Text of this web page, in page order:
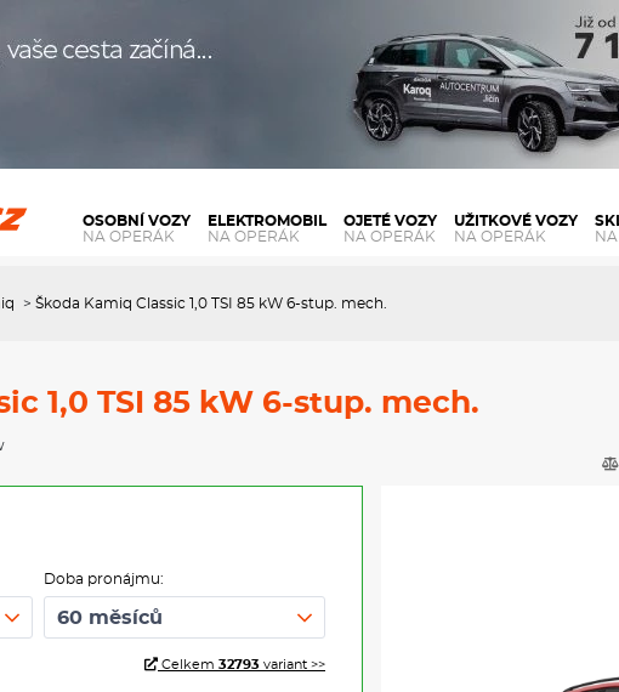
OSOBNÍ VOZY
NA OPERÁK
ELEKTROMOBIL
NA OPERÁK
OJETÉ VOZY
NA OPERÁK
UŽITKOVÉ VOZY
NA OPERÁK
> Škoda Kamiq Classic 1,0 TSI 85 kW 6-stup. mech.
1,0 TSI 85 kW 6-stup. mech.
Doba pronájmu:
Celkem 32793 variant >>